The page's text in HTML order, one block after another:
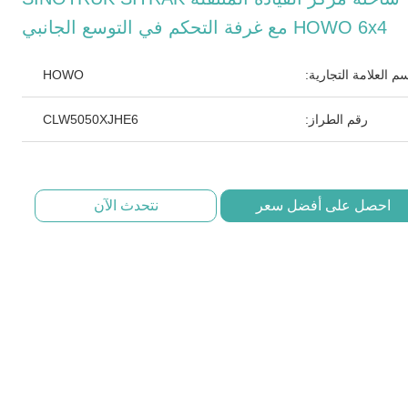
HOWO 6x4 مع غرفة التحكم في التوسع الجانبي
العلامة التجارية: HOWO
رقم الطراز: CLW5050XJHE6
احصل على أفضل سعر نتحدث الآن